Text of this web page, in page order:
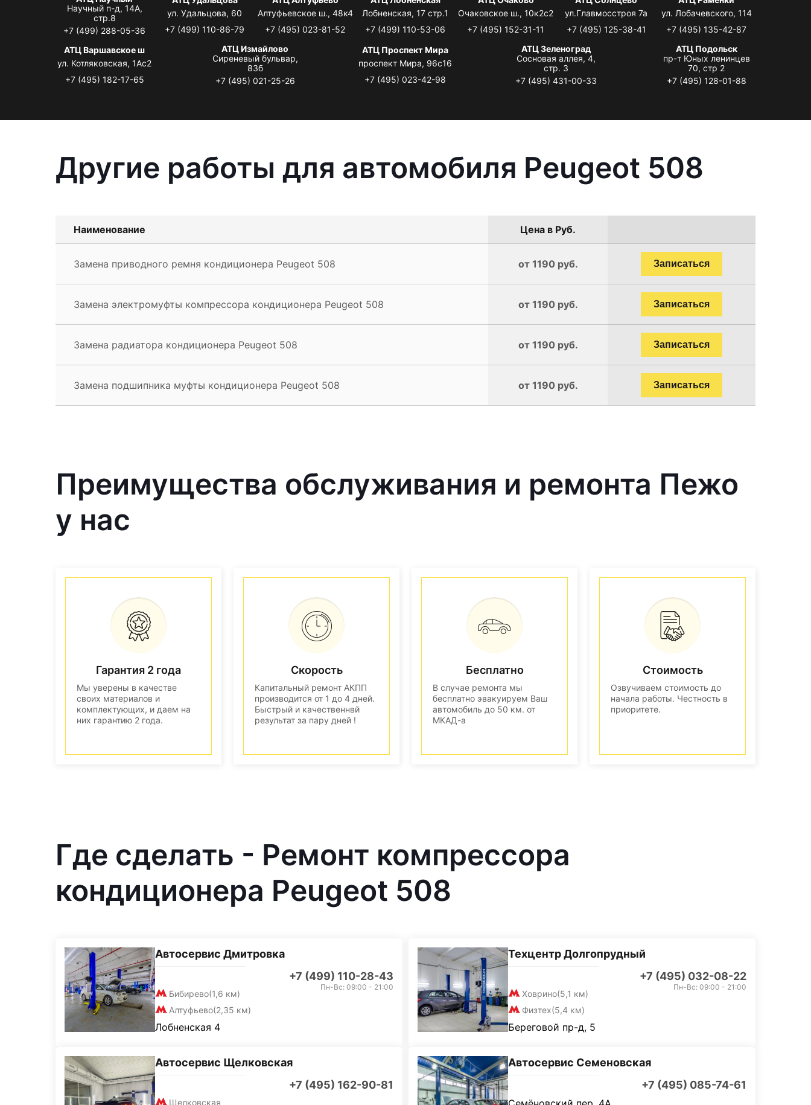
Научный п-д, 14А,
стр.8
+7 (499) 288-05-36
ул. Удальцова, 60
+7 (499) 110-86-79
Алтуфьевское ш., 48к4
+7 (495) 023-81-52
Лобненская, 17 стр.1
+7 (499) 110-53-06
Очаковское ш., 10к2с2
+7 (495) 152-31-11
ул.Главмосстроя 7а
+7 (495) 125-38-41
ул. Лобачевского, 114
+7 (495) 135-42-87
АТЦ Варшавское ш
ул. Котляковская, 1Ас2
+7 (495) 182-17-65
АТЦ Измайлово
Сиреневый бульвар,
83б
+7 (495) 021-25-26
АТЦ Проспект Мира
проспект Мира, 96с16
+7 (495) 023-42-98
АТЦ Зеленоград
Сосновая аллея, 4,
стр. 3
+7 (495) 431-00-33
АТЦ Подольск
пр-т Юных ленинцев
70, стр 2
+7 (495) 128-01-88
Другие работы для автомобиля Peugeot 508
Наименование Цена в Руб.
Замена приводного ремня кондиционера Peugeot 508 от 1190 руб. Записаться
Замена электромуфты компрессора кондиционера Peugeot 508 от 1190 руб. Записаться
Замена радиатора кондиционера Peugeot 508 от 1190 руб. Записаться
Замена подшипника муфты кондиционера Peugeot 508 от 1190 руб. Записаться
Преимущества обслуживания и ремонта Пежо
у нас
Гарантия 2 года
Мы уверены в качестве
своих материалов и
комплектующих, и даем на
них гарантию 2 года.
Скорость
Капитальный ремонт АКПП
производится от 1 до 4 дней.
Быстрый и качественнвй
результат за пару дней !
Бесплатно
В случае ремонта мы
бесплатно эвакуируем Ваш
автомобиль до 50 км. от
МКАД-а
Стоимость
Озвучиваем стоимость до
начала работы. Честность в
приоритете.
Где сделать - Ремонт компрессора
кондиционера Peugeot 508
Автосервис Дмитровка
+7 (499) 110-28-43
Бибирево(1,6 км)
Алтуфьево(2,35 км)
Пн-Вс: 09:00 - 21:00
Лобненская 4
Техцентр Долгопрудный
+7 (495) 032-08-22
Ховрино(5,1 км)
Физтех(5,4 км)
Пн-Вс: 09:00 - 21:00
Береговой пр-д, 5
Автосервис Щелковская
+7 (495) 162-90-81
Щелковская
Автосервис Семеновская
+7 (495) 085-74-61